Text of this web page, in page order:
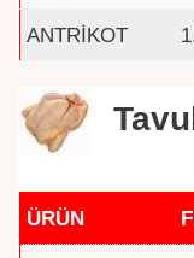
ANTRİKOT
ÜRÜN